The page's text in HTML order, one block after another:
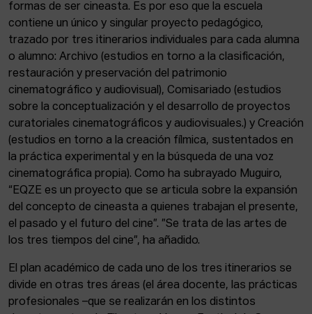
formas de ser cineasta. Es por eso que la escuela
contiene un único y singular proyecto pedagógico,
trazado por tres itinerarios individuales para cada alumna
o alumno: Archivo (estudios en torno a la clasificación,
restauración y preservación del patrimonio
cinematográfico y audiovisual), Comisariado (estudios
sobre la conceptualización y el desarrollo de proyectos
curatoriales cinematográficos y audiovisuales.) y Creación
(estudios en torno a la creación fílmica, sustentados en
la práctica experimental y en la búsqueda de una voz
cinematográfica propia). Como ha subrayado Muguiro,
“EQZE es un proyecto que se articula sobre la expansión
del concepto de cineasta a quienes trabajan el presente,
el pasado y el futuro del cine”. ”Se trata de las artes de
los tres tiempos del cine”, ha añadido.
El plan académico de cada uno de los tres itinerarios se
divide en otras tres áreas (el área docente, las prácticas
profesionales –que se realizarán en los distintos